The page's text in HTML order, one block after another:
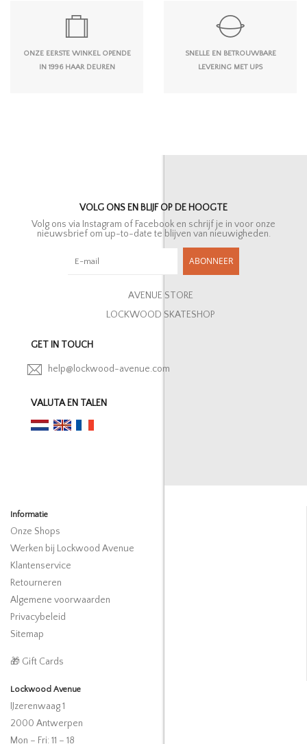
ONZE EERSTE WINKEL OPENDE
IN 1996 HAAR DEUREN
SNELLE EN BETROUWBARE
LEVERING MET UPS
VOLG ONS EN BLIJF OP DE HOOGTE
Volg ons via Instagram of Facebook en schrijf je in voor onze
nieuwsbrief om up-to-date te blijven van nieuwigheden.
ABONNEER
AVENUE STORE
LOCKWOOD SKATESHOP
GET IN TOUCH
help@lockwood-avenue.com
VALUTA EN TALEN
Informatie
Onze Shops
Werken bij Lockwood Avenue
Klantenservice
Retourneren
Algemene voorwaarden
Privacybeleid
Sitemap
🎁 Gift Cards
Lockwood Avenue
IJzerenwaag 1
2000 Antwerpen
Mon – Fri: 11 – 18